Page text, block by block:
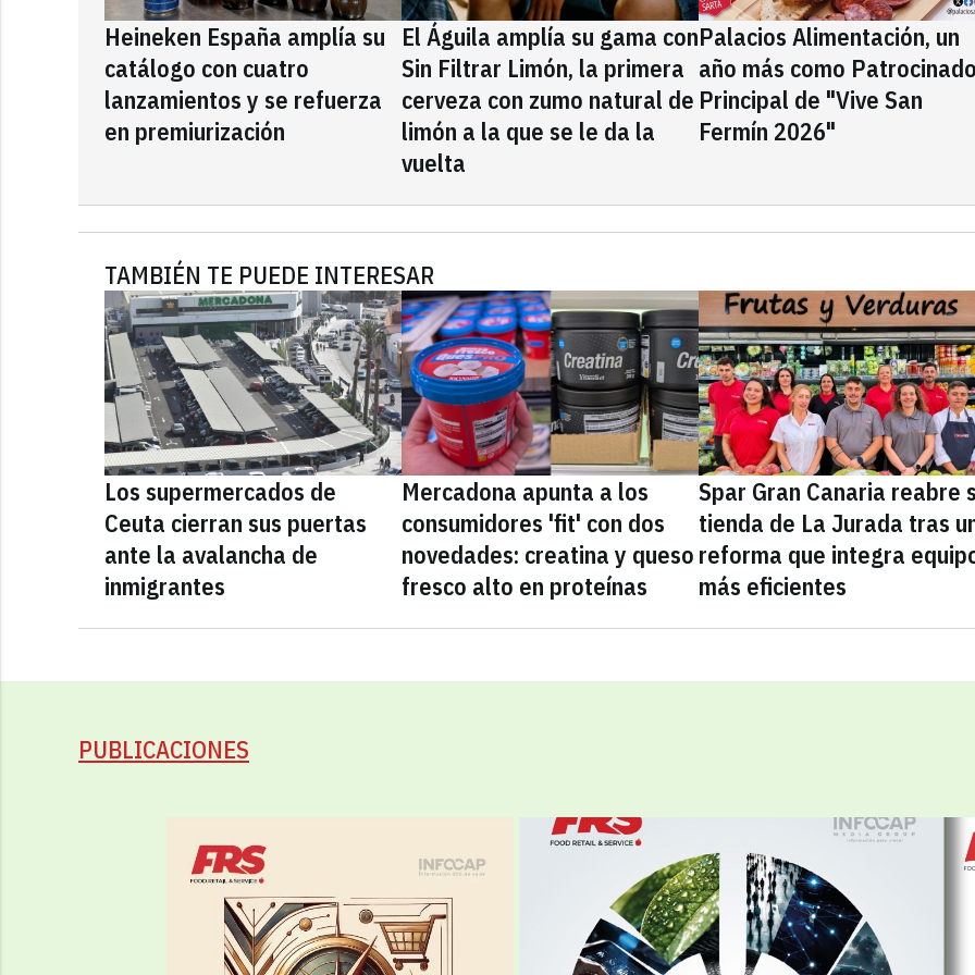
Heineken España amplía su
catálogo con cuatro
lanzamientos y se refuerza
en premiurización
El Águila amplía su gama con
Sin Filtrar Limón, la primera
cerveza con zumo natural de
limón a la que se le da la
vuelta
Palacios Alimentación, un
año más como
Principal de "Vive San
Fermín 2026"
TAMBIÉN TE PUEDE INTERESAR
Los supermercados de
Ceuta cierran sus puertas
ante la avalancha de
inmigrantes
Mercadona apunta a los
consumidores 'fit' con dos
novedades: creatina y queso
fresco alto en proteínas
Spar Gran Canaria reabre
tienda de La Jurada tras
reforma que integra
más eficientes
PUBLICACIONES